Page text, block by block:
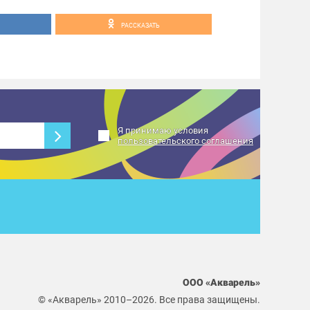
х участников команды и транспорт
РАССКАЗАТЬ
Я принимаю условия
пользовательского соглашения
ООО «Акварель»
© «Акварель» 2010–2026. Все права защищены.